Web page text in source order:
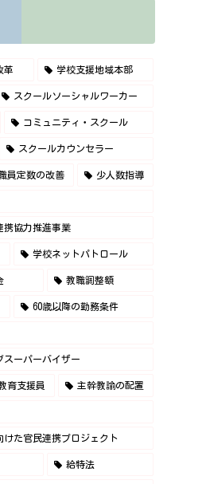
革 学校支援地域本部
スクールソーシャルワーカー
コミュニティ・スクール
スクールカウンセラー
員定数の改善 少人数指導
携協力推進事業
学校ネットパトロール
教職調整額
60歳以降の勤務条件
スーパーバイザー
育支援員 主幹教諭の配置
けた官民連携プロジェクト
給特法